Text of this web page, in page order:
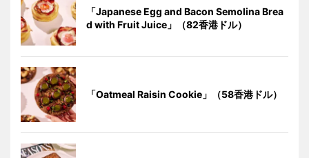
「Japanese Egg and Bacon Semolina Brea
d with Fruit Juice」（82香港ドル）
「Oatmeal Raisin Cookie」（58香港ドル）